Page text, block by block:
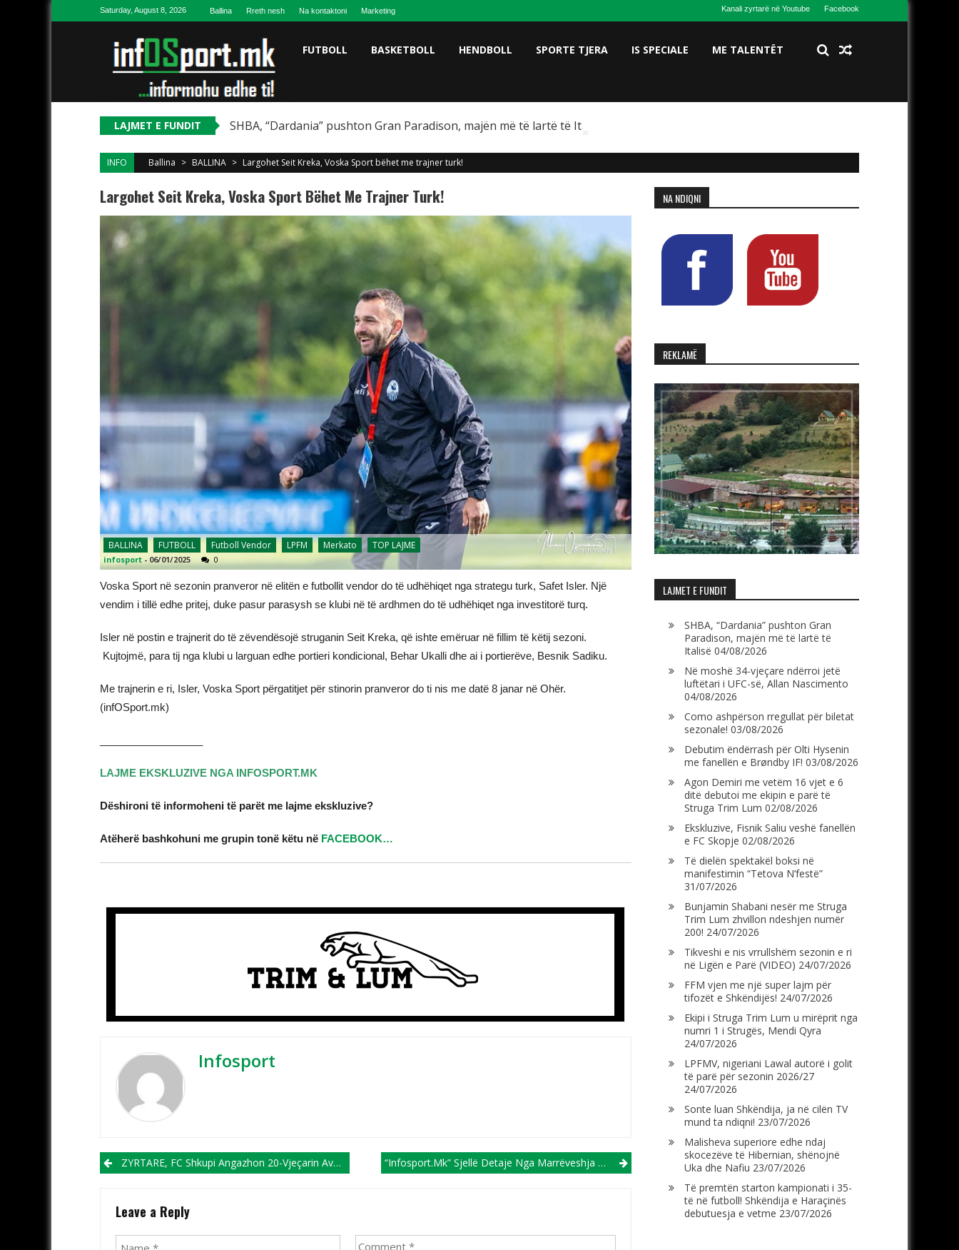
Skip to contentSaturday, August 8, 2026 Ballina Rreth nesh Na kontaktoni Marketing Kanali zyrtarë në Youtube Facebook
FUTBOLL BASKETBOLL HENDBOLL SPORTE TJERA IS SPECIALE ME TALENTËT
LAJMET E FUNDIT SHBA, “Dardania” pushton Gran Paradison, majën më të lartë të Italisë
INFO Ballina > BALLINA > Largohet Seit Kreka, Voska Sport bëhet me trajner turk!
Largohet Seit Kreka, Voska Sport Bëhet Me Trajner Turk!
BALLINA FUTBOLL Futboll Vendor LPFM Merkato TOP LAJME
infosport - 06/01/2025 0
Voska Sport në sezonin pranveror në elitën e futbollit vendor do të udhëhiqet nga strategu turk, Safet Isler. Një
vendim i tillë edhe pritej, duke pasur parasysh se klubi në të ardhmen do të udhëhiqet nga investitorë turq.
Isler në postin e trajnerit do të zëvendësojë struganin Seit Kreka, që ishte emëruar në fillim të këtij sezoni.
Kujtojmë, para tij nga klubi u larguan edhe portieri kondicional, Behar Ukalli dhe ai i portierëve, Besnik Sadiku.
Me trajnerin e ri, Isler, Voska Sport përgatitjet për stinorin pranveror do ti nis me datë 8 janar në Ohër.
(infOSport.mk)
LAJME EKSKLUZIVE NGA INFOSPORT.MK
Dëshironi të informoheni të parët me lajme ekskluzive?
Atëherë bashkohuni me grupin tonë këtu në FACEBOOK…
Infosport
Post navigation
ZYRTARE, FC Shkupi Angazhon 20-Vjeçarin Avduli “Infosport.mk” Sjellë Detaje Nga Marrëveshja Mes E Avdulit Dhe FC Shkupit
Leave a Reply
NA NDIQNI
REKLAMË
LAJMET E FUNDIT
SHBA, “Dardania” pushton Gran
Paradison, majën më të lartë të
Italisë 04/08/2026
Në moshë 34-vjeçare ndërroi jetë
luftëtari i UFC-së, Allan Nascimento
04/08/2026
Como ashpërson rregullat për biletat
sezonale! 03/08/2026
Debutim ëndërrash për Olti Hysenin
me fanellën e Brøndby IF! 03/08/2026
Agon Demiri me vetëm 16 vjet e 6
ditë debutoi me ekipin e parë të
Struga Trim Lum 02/08/2026
Ekskluzive, Fisnik Saliu veshë fanellën
e FC Skopje 02/08/2026
Të dielën spektakël boksi në
manifestimin “Tetova N’festë”
31/07/2026
Bunjamin Shabani nesër me Struga
Trim Lum zhvillon ndeshjen numër
200! 24/07/2026
Tikveshi e nis vrrullshëm sezonin e ri
në Ligën e Parë (VIDEO) 24/07/2026
FFM vjen me një super lajm për
tifozët e Shkëndijës! 24/07/2026
Ekipi i Struga Trim Lum u mirëprit nga
numri 1 i Strugës, Mendi Qyra
24/07/2026
LPFMV, nigeriani Lawal autorë i golit
të parë për sezonin 2026/27
24/07/2026
Sonte luan Shkëndija, ja në cilën TV
mund ta ndiqni! 23/07/2026
Malisheva superiore edhe ndaj
skocezëve të Hibernian, shënojnë
Uka dhe Nafiu 23/07/2026
Të premtën starton kampionati i 35-
të në futboll! Shkëndija e Haraçinës
debutuesja e vetme 23/07/2026